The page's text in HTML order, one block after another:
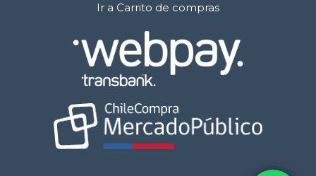
Ir a Carrito de compras